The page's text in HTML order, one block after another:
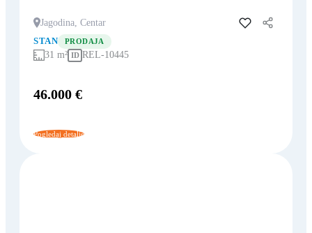
Jagodina, Centar
Dodaj u favorite
STAN
PRODAJA
31 m² ID REL-10445
46.000 €
Pogledaj detalje